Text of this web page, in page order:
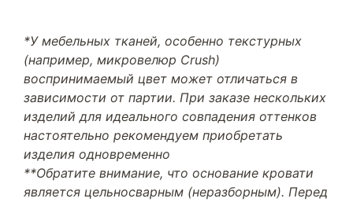
*У мебельных тканей, особенно текстурных
(например, микровелюр Crush)
воспринимаемый цвет может отличаться в
зависимости от партии. При заказе нескольких
изделий для идеального совпадения оттенков
настоятельно рекомендуем приобретать
изделия одновременно
**Обратите внимание, что основание кровати
является цельносварным (неразборным). Перед